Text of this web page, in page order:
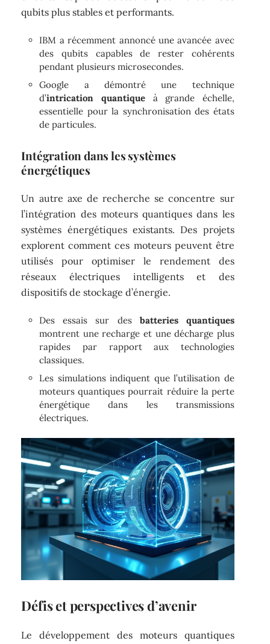
qubits plus stables et performants.
IBM a récemment annoncé une avancée avec
des qubits capables de rester cohérents
pendant plusieurs microsecondes.
Google a démontré une technique
d’intrication quantiqueà grande échelle,
essentielle pour la synchronisation des états
de particules.
Intégration dans les systèmes
énergétiques
Un autre axe de recherche se concentre sur
l’intégration des moteurs quantiques dans les
systèmes énergétiques existants. Des projets
explorent comment ces moteurs peuvent être
utilisés pour optimiser le rendement des
réseaux électriques intelligents et des
dispositifs de stockage d’énergie.
Des essais sur des batteries quantiques
montrent une recharge et une décharge plus
rapides par rapport aux technologies
classiques.
Les simulations indiquent que l’utilisation de
moteurs quantiques pourrait réduire la perte
énergétique dans les transmissions
électriques.
Défis et perspectives d’avenir
Le développement des moteurs quantiques